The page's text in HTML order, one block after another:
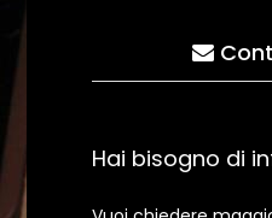
Hai bisogno di